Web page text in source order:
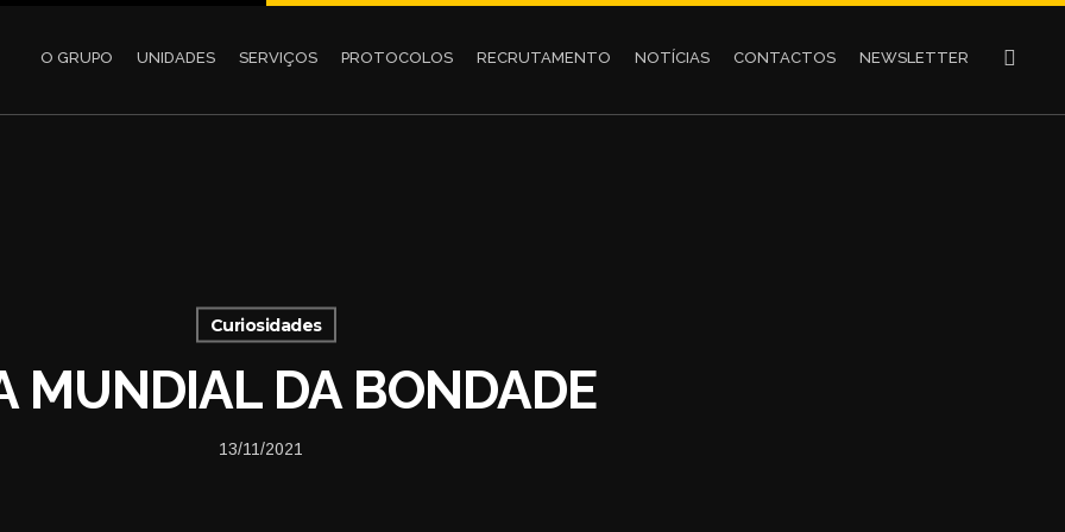
O GRUPO UNIDADES SERVIÇOS PROTOCOLOS RECRUTAMENTO NOTÍCIAS CONTACTOS NEWSLETTER
Curiosidades
MUNDIAL DA BONDADE
13/11/2021